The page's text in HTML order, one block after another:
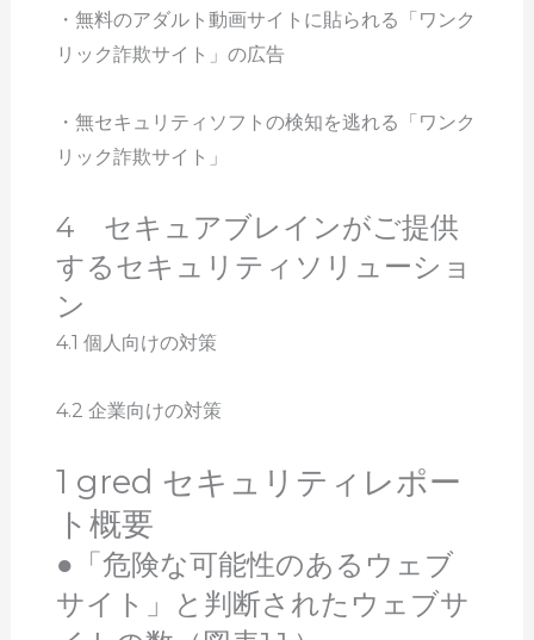
・無料のアダルト動画サイトに貼られる「ワンク
リック詐欺サイト」の広告
・無セキュリティソフトの検知を逃れる「ワンク
リック詐欺サイト」
4 セキュアブレインがご提供
するセキュリティソリューショ
ン
4.1 個人向けの対策
4.2 企業向けの対策
1 gred セキュリティレポー
ト概要
●「危険な可能性のあるウェブ
サイト」と判断されたウェブサ